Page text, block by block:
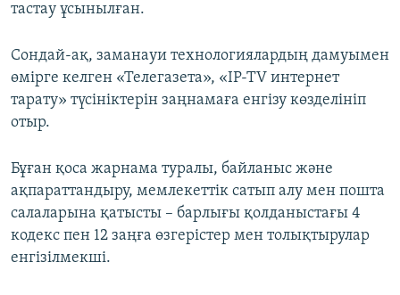
тастау ұсынылған.
Сондай-ақ, заманауи технологиялардың дамуымен
өмірге келген «Телегазета», «IP-TV интернет
тарату» түсініктерін заңнамаға енгізу көзделініп
отыр.
Бұған қоса жарнама туралы, байланыс және
ақпараттандыру, мемлекеттік сатып алу мен пошта
салаларына қатысты – барлығы қолданыстағы 4
кодекс пен 12 заңға өзгерістер мен толықтырулар
енгізілмекші.